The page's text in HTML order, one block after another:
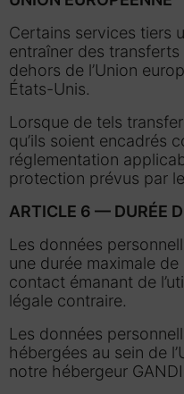
Certains services tiers
entraîner des
dehors de l’Union
États-Unis.
Lorsque de tels
qu’ils soient encadrés
réglementation
protection prévus par le
ARTICLE 6 — DURÉE
Les données
une durée maximale
contact émanant de
légale contraire.
Les données
hébergées au sein de
notre hébergeur